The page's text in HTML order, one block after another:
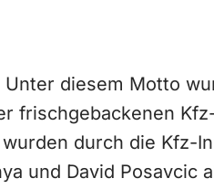
Unter diesem Motto
frischgebackenen
durch die
und David